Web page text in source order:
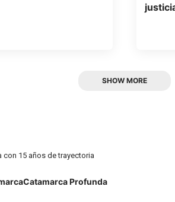
SHOW MORE
15 años de trayectoria
Catamarca Profunda